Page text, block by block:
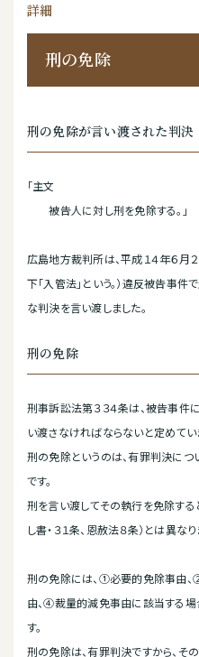
詳細
刑の免除
刑の免除が言い渡された判決
「主文
被告人に対し刑を免除する。」
広島地方裁判所は、平成１４年６月
下「入管法」という。）違反被告事
な判決を言い渡しました。
刑の免除
刑事訴訟法第３３４条は、被告事件
い渡さなければならないと定めてい
刑の免除というのは、有罪判決に
です。
刑を言い渡してその執行を免除す
し書・３１条、恩赦法８条）とは異なり
刑の免除には、①必要的免除事由
由、④裁量的減免事由に該当する
す。
刑の免除は、有罪判決ですから、その